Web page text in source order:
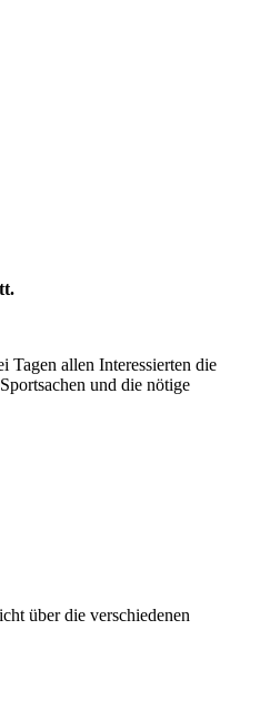
allen Interessierten die
und die nötige
über die verschiedenen